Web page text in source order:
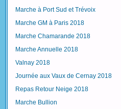
Marche à Port Sud et Trévoix
Marche GM à Paris 2018
Marche Chamarande 2018
Marche Annuelle 2018
Valnay 2018
Journée aux Vaux de Cernay 2018
Repas Retour Neige 2018
Marche Bullion